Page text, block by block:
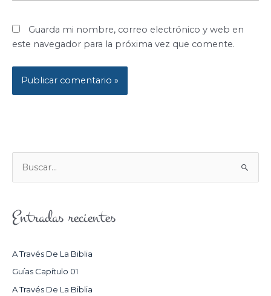
Guarda mi nombre, correo electrónico y web en
este navegador para la próxima vez que comente.
U
C
Entradas recientes
A Través De La Biblia
Guías Capítulo 01
A Través De La Biblia